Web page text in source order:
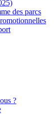
des parcs
?